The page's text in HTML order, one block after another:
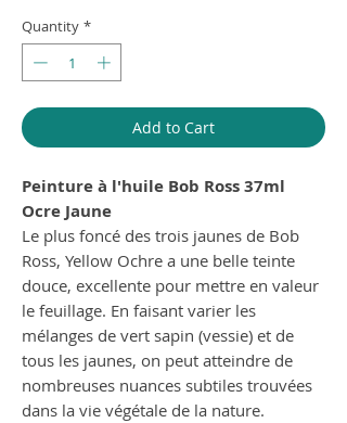
Quantity *
Add to Cart
Peinture à l'huile Bob Ross 37ml
Ocre Jaune
Le plus foncé des trois jaunes de Bob
Ross, Yellow Ochre a une belle teinte
douce, excellente pour mettre en valeur
le feuillage. En faisant varier les
mélanges de vert sapin (vessie) et de
tous les jaunes, on peut atteindre de
nombreuses nuances subtiles trouvées
dans la vie végétale de la nature.